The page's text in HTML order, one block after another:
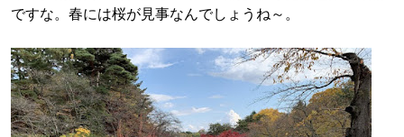
ですな。春には桜が見事なんでしょうね～。